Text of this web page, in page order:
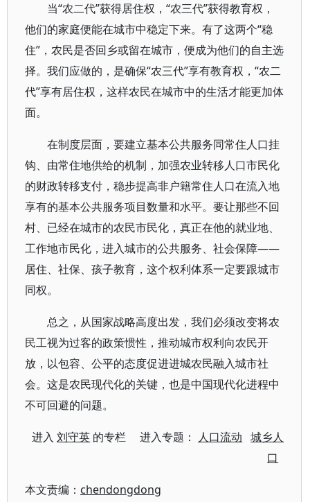
当“农二代”获得居住权，“农三代”获得教育权，
他们的家庭便能在城市中稳定下来。有了这两个“稳
住”，农民是否回乡或留在城市，便成为他们的自主选
择。我们应做的，是确保“农三代”享有教育权，“农二
代”享有居住权，这样农民在城市中的生活才能更加体
面。
在制度层面，要建立基本公共服务同常住人口挂
钩、由常住地供给的机制，加强农业转移人口市民化
的财政转移支付，稳步提高非户籍常住人口在流入地
享有的基本公共服务项目数量和水平。要让那些不回
村、已经在城市的农民市民化，真正在他的就业地、
工作地市民化，进入城市的公共服务、社会保障——
居住、社保、孩子教育，这个权利体系一定要跟城市
同权。
总之，从国家战略高度出发，我们必须改变将农
民工视为过客的政策惯性，推动城市权利向农民开
放，以包容、公平的态度促进进城农民融入城市社
会。这是农民现代化的关键，也是中国现代化进程中
不可回避的问题。
进入刘守英 的专栏 进入专题： 人口流动
城乡人
口
本文责编： chendongdong